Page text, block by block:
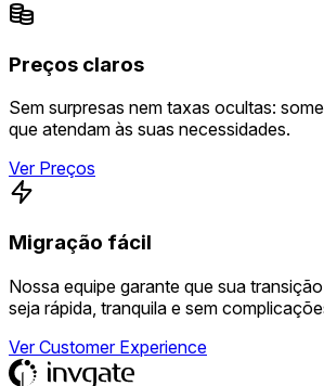
Preços claros
Sem surpresas nem taxas ocultas:
que atendam às suas necessidades.
Ver Preços
Migração fácil
Nossa equipe garante que sua
seja rápida, tranquila e sem
Ver Customer Experience